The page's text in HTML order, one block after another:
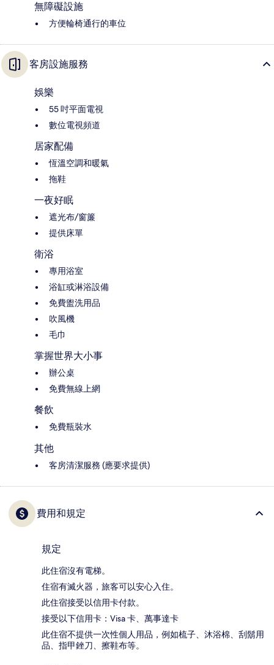
無障礙設施
方便輪椅通行的車位
客房設施服務
娛樂
55 吋平面電視
數位電視頻道
居家配備
恆溫空調和暖氣
拖鞋
一夜好眠
遮光布/窗簾
提供床單
衛浴
專用浴室
浴缸或淋浴設備
免費盥洗用品
吹風機
毛巾
掌握世界大小事
辦公桌
免費無線上網
餐飲
免費瓶裝水
其他
客房清潔服務 (應要求提供)
費用和規定
規定
此住宿沒有電梯。
住宿有滅火器，旅客可以安心入住。
此住宿接受以信用卡付款。
接受以下信用卡：Visa 卡、萬事達卡
此住宿不提供一次性個人用品，例如梳子、沐浴棉、刮鬍用
品、指甲銼刀、擦鞋布等。